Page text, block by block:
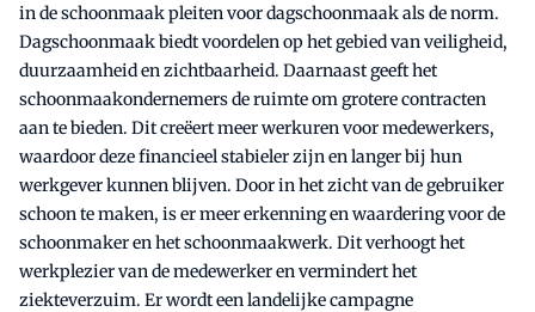
in de schoonmaak pleiten voor dagschoonmaak als de norm.
Dagschoonmaak biedt voordelen op het gebied van veiligheid,
duurzaamheid en zichtbaarheid. Daarnaast geeft het
schoonmaakondernemers de ruimte om grotere contracten
aan te bieden. Dit creëert meer werkuren voor medewerkers,
waardoor deze financieel stabieler zijn en langer bij hun
werkgever kunnen blijven. Door in het zicht van de gebruiker
schoon te maken, is er meer erkenning en waardering voor de
schoonmaker en het schoonmaakwerk. Dit verhoogt het
werkplezier van de medewerker en vermindert het
ziekteverzuim. Er wordt een landelijke campagne